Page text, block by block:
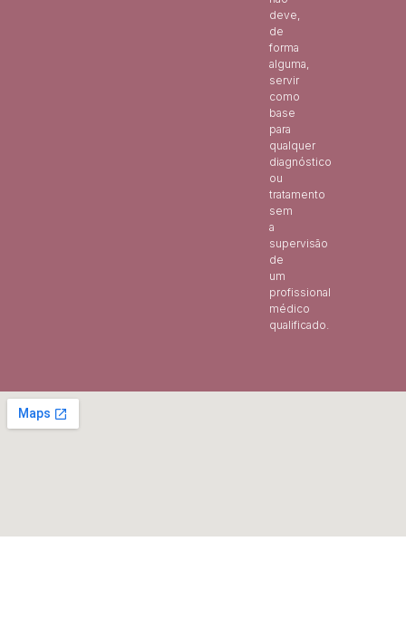
deve,
de
forma
alguma,
servir
como
base
para
qualquer
diagnóstico
ou
tratamento
sem
a
supervisão
de
um
profissional
médico
qualificado.